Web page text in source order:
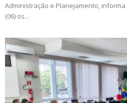
Administração e Planejamento,
(06) os...